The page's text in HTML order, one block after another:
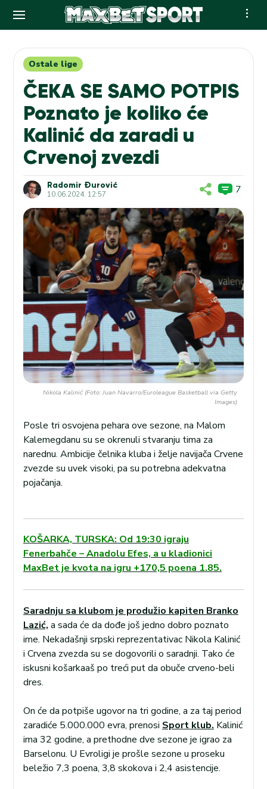
contentOstale lige
ČEKA SE SAMO POTPIS
Poznato je koliko će
Kalinić da zaradi u
Crvenoj zvezdi
Radomir Đurović
10.06.2024. 12:57 7
Nikola Kalinić (Foto: Juan Navarro/Euroleague Basketball via Getty
Images)
Posle tri osvojena pehara ove sezone, na Malom
Kalemegdanu su se okrenuli stvaranju tima za
narednu. Ambicije čelnika kluba i želje navijača Crvene
zvezde su uvek visoki, pa su potrebna adekvatna
pojačanja.
KOŠARKA, TURSKA: Od 19:30 igraju
Fenerbahče – Anadolu Efes, a u kladionici
MaxBet je kvota na igru +170,5 poena 1.85.
Saradnju sa klubom je produžio kapiten Branko
Lazić, a sada će da dođe još jedno dobro poznato
ime. Nekadašnji srpski reprezentativac Nikola Kalinić
i Crvena zvezda su se dogovorili o saradnji. Tako će
iskusni košarkaaš po treći put da obuče crveno-beli
dres.
On će da potpiše ugovor na tri godine, a za taj period
zaradiće 5.000.000 evra, prenosi Sport klub. Kalinić
ima 32 godine, a prethodne dve sezone je igrao za
Barselonu. U Evroligi je prošle sezone u proseku
beležio 7,3 poena, 3,8 skokova i 2,4 asistencije.